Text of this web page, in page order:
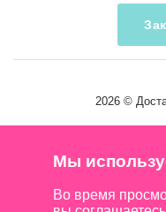
2026 ©
Мы
Во время